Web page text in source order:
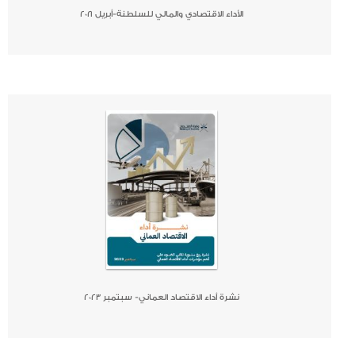
الأداء الاقتصادي والمالي للسلطنة-أبريل ٢٠٢١
نشرة أداء الاقتصاد العماني- سبتمبر 2023